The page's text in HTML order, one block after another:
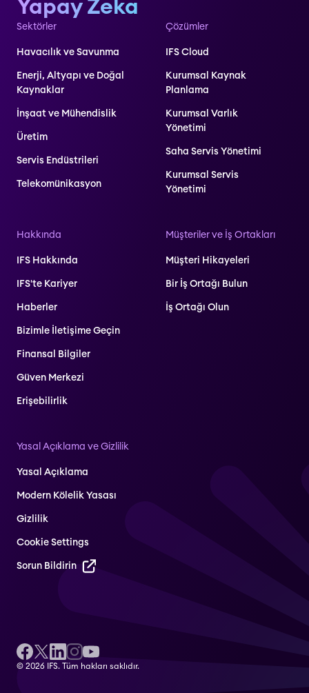
Yapay Zeka
Sektörler
Havacılık ve Savunma
Enerji, Altyapı ve Doğal
Kaynaklar
İnşaat ve Mühendislik
Üretim
Servis Endüstrileri
Telekomünikasyon
Çözümler
IFS Cloud
Kurumsal Kaynak
Planlama
Kurumsal Varlık
Yönetimi
Saha Servis Yönetimi
Kurumsal Servis
Yönetimi
Hakkında
IFS Hakkında
IFS'te Kariyer
Haberler
Bizimle İletişime Geçin
Finansal Bilgiler
Güven Merkezi
Erişebilirlik
Müşteriler ve İş Ortakları
Müşteri Hikayeleri
Bir İş Ortağı Bulun
İş Ortağı Olun
Yasal Açıklama ve Gizlilik
Yasal Açıklama
Modern Kölelik Yasası
Gizlilik
Cookie Settings
Sorun Bildirin
© 2026 IFS. Tüm hakları saklıdır.